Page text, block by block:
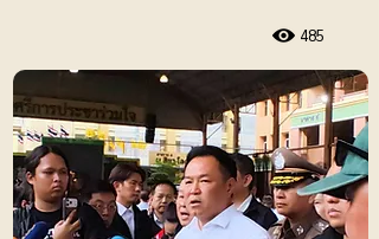
485